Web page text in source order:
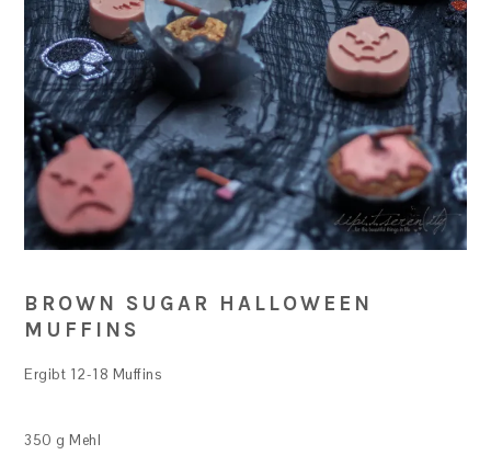
BROWN SUGAR HALLOWEEN
MUFFINS
Ergibt 12-18 Muffins
350 g Mehl